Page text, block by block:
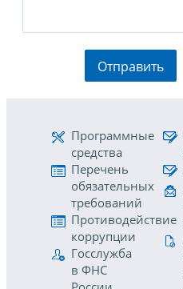
Отправить
Программные
средства
Перечень
обязательных
требований
Противодействие
коррупции
Госслужба
в ФНС